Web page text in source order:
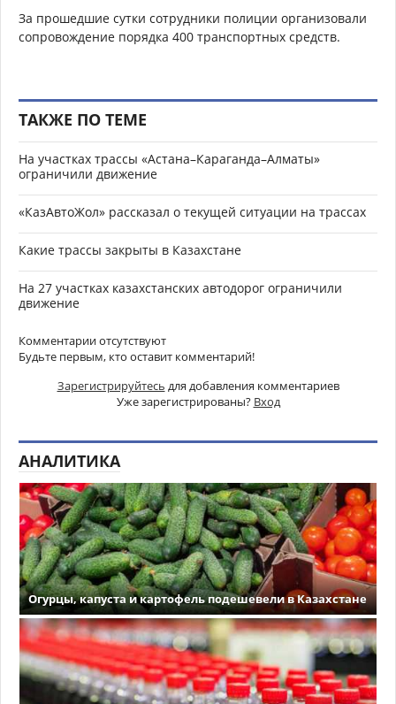
За прошедшие сутки сотрудники полиции организовали
сопровождение порядка 400 транспортных средств.
ТАКЖЕ ПО ТЕМЕ
На участках трассы «Астана–Караганда–Алматы»
ограничили движение
«КазАвтоЖол» рассказал о текущей ситуации на трассах
Какие трассы закрыты в Казахстане
На 27 участках казахстанских автодорог ограничили
движение
Комментарии отсутствуют
Будьте первым, кто оставит комментарий!
Зарегистрируйтесь для добавления комментариев
Уже зарегистрированы? Вход
АНАЛИТИКА
Огурцы, капуста и картофель подешевели в Казахстане